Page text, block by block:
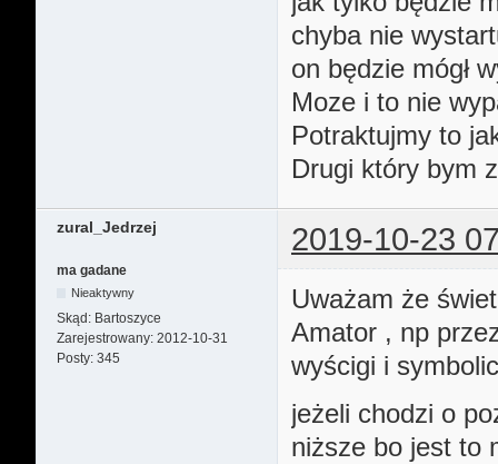
chyba nie
on będzie mógł
Moze i to nie
Potraktujmy to
Drugi który bym
zural_Jedrzej 2019-10-23
ma gadane
Nieaktywny
Skąd: Bartoszyce
Zarejestrowany: 2012-10-31
Posty: 345
Uważam że
Amator , np
wyścigi i
jeżeli chodzi o
niższe bo jest to